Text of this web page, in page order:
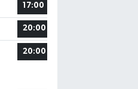
17:00
20:00
20:00